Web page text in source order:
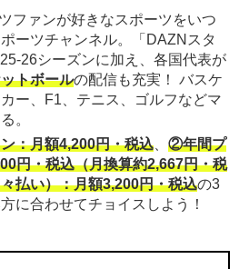
ファンが好きなスポーツをいつ
ーツチャンネル。「DAZNスタ
26シーズンに加え、各国代表が
トボールの配信も充実！ バスケ
ー、F1、テニス、ゴルフなどマ
。
：月額4,200円・税込、 ②年間プ
円・税込（月換算約2,667円・税
払い）：月額3,200円・税込の3
に合わせてチョイスしよう！